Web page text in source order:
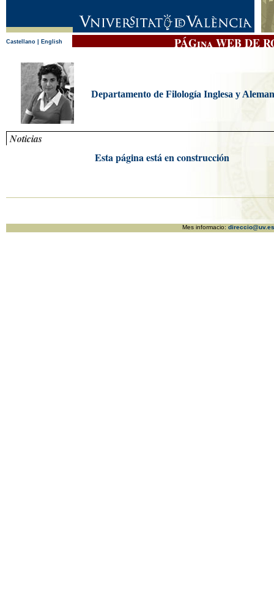
Castellano | English PÁGina WEB DE
Departamento de Filología Inglesa y
Noticias
Esta página está en construcción
Mes informacio: